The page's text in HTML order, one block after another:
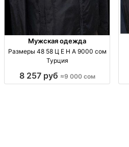
Мужская одежда
Размеры 48 58 Ц Е Н А 9000 сом
Турция
8 257 руб ≈9 000 сом